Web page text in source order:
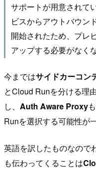
サポートが用意されて
ビスからアウトバウン
開始されたため、プレ
アップする必要がなく
今まではサイドカーコン
とCloud Runを分ける理
し、 Auth Aware Proxy
Runを選択する可能性が
英語を訳したものなので
も伝わってくることは